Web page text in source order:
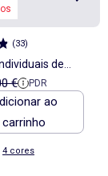
(33)
de
cm com dupla
- Kiabi Home
de referência
€ PDR
ao
carrinho
4 cores